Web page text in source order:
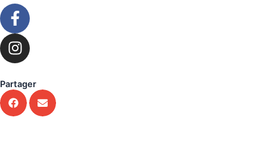
F
a
c
e
o
o
k
I
n
t
a
g
Partager